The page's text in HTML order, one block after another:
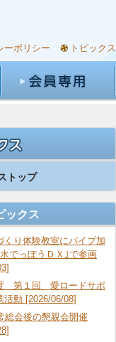
ーポリシー トピックス
トップ
ックス
くり体験教室にパイプ加
でっぽうＤＸ｣で参画
第１回 愛ロードサポ
活動 [2026/06/08]
総会後の懇親会開催